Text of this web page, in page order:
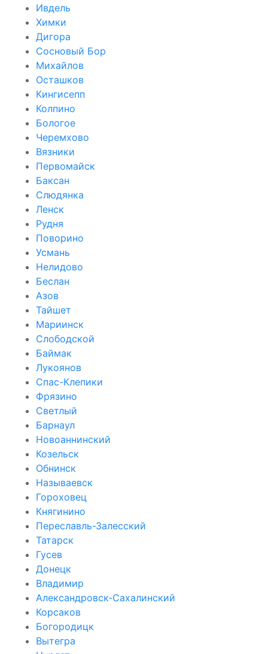
Ивдель
Химки
Дигора
Сосновый Бор
Михайлов
Осташков
Кингисепп
Колпино
Бологое
Черемхово
Вязники
Первомайск
Баксан
Слюдянка
Ленск
Рудня
Поворино
Усмань
Нелидово
Беслан
Азов
Тайшет
Мариинск
Слободской
Баймак
Лукоянов
Спас-Клепики
Фрязино
Светлый
Барнаул
Новоаннинский
Козельск
Обнинск
Называевск
Гороховец
Княгинино
Переславль-Залесский
Татарск
Гусев
Донецк
Владимир
Александровск-Сахалинский
Корсаков
Богородицк
Вытегра